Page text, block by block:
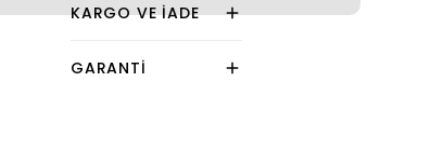
KARGO VE İADE
GARANTI